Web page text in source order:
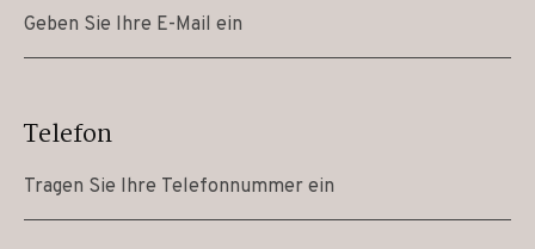
Telefon